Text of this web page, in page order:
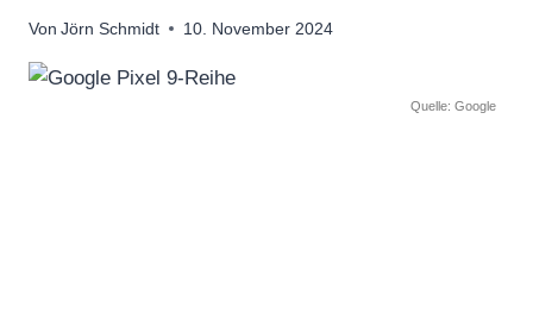
Von Jörn Schmidt 10. November 2024
Quelle: Google